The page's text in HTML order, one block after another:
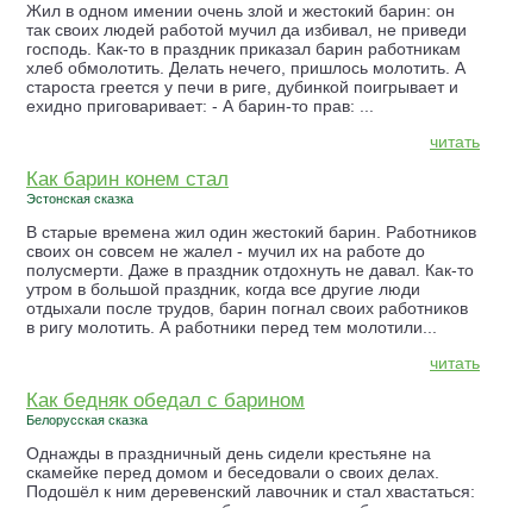
Жил в одном имении очень злой и жестокий барин: он
так своих людей работой мучил да избивал, не приведи
господь. Как-то в праздник приказал барин работникам
хлеб обмолотить. Делать нечего, пришлось молотить. А
староста греется у печи в риге, дубинкой поигрывает и
ехидно приговаривает: - А барин-то прав: ...
читать
Как барин конeм стал
Эстонская сказка
В старые времена жил один жестокий барин. Работников
своих он совсем не жалел - мучил их на работе до
полусмерти. Даже в праздник отдохнуть не давал. Как-то
утром в большой праздник, когда все другие люди
отдыхали после трудов, барин погнал своих работников
в ригу молотить. А работники перед тем молотили...
читать
Как бедняк обедал с барином
Белорусская сказка
Однажды в праздничный день сидели крестьяне на
скамейке перед домом и беседовали о своих делах.
Подошёл к ним деревенский лавочник и стал хвастаться: